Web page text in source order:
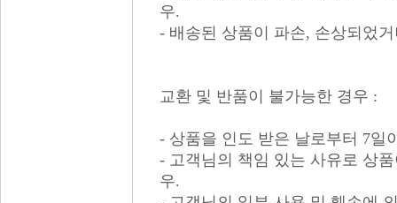
우.
- 배송된 상품이 파손, 손상되었
교환 및 반품이 불가능한 경우 :
- 상품을 인도 받은 날로부터 7일
- 고객님의 책임 있는 사유로 상
우.